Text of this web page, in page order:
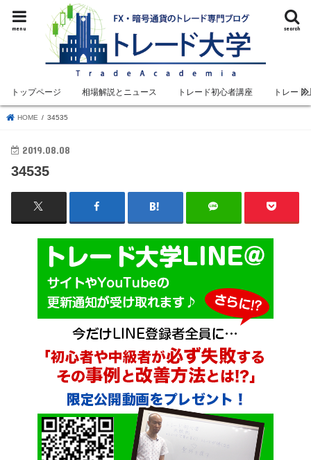
search
menu
トップページ 相場解説とニュース トレード初心者講座 トレード
HOME 34535
2019.08.08
34535